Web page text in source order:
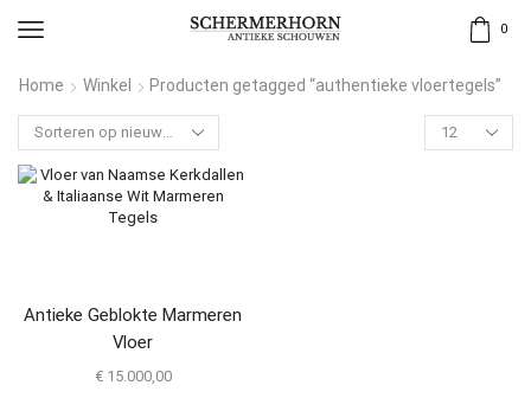
0
Home Winkel Producten getagged “authentieke vloertegels”
Antieke Geblokte Marmeren
Vloer
€15.000,00